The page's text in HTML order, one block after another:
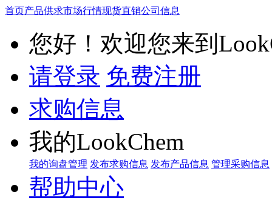
首页产品供求市场行情现货直销公司信息
您好！欢迎您来到
请登录 免费注册
求购信息
我的LookChem
我的询盘管理 发布求购信息 发布产品信息 管理采购信息
帮助中心